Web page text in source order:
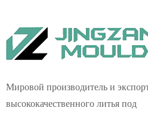
Мировой производитель и
высококачественного литья под